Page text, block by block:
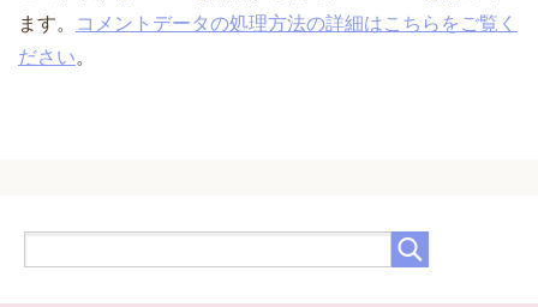
ます。
コメントデータの処理方法の詳細はこちらをご覧く
ださい。